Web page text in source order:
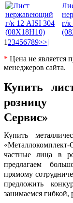
г/
123456789>>|
* Цена не является
менеджеров сайта.
Купить
розницу в
Сервис»
Купить
частные лица в
предлагаем
прямому
предложить
занимаемся гибкой,